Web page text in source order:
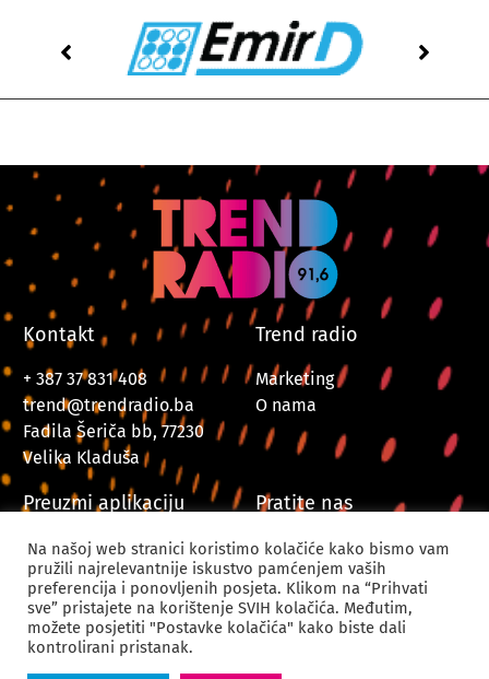
Kontakt
+ 387 37 831 408
trend@trendradio.ba
Fadila Šeriča bb, 77230
Velika Kladuša
Trend radio
Marketing
O nama
Preuzmi aplikaciju Pratite nas
© 2024. Trend Radio Velika Kladuša. Sva prava zadržana.
Na našoj web stranici koristimo kolačiće kako bismo vam
pružili najrelevantnije iskustvo pamćenjem vaših
preferencija i ponovljenih posjeta. Klikom na “Prihvati
sve” pristajete na korištenje SVIH kolačića. Međutim,
možete posjetiti "Postavke kolačića" kako biste dali
kontrolirani pristanak.